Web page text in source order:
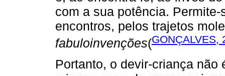
com a sua potência.
encontros, pelos trajetos
fabuloinvenções(GONÇALVES,
Portanto, o devir-criança não